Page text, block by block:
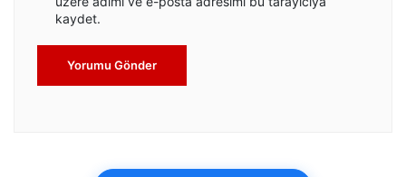
kaydet.
Yorumu Gönder